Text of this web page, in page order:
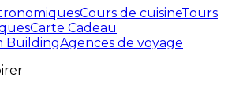
Cours de cuisineTours
Carte Cadeau
BuildingAgences de voyage